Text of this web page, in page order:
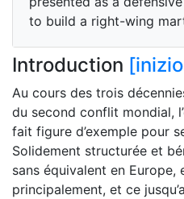
to build a right-wing
Introduction
Au cours des trois
du second conflit mondial,
fait figure d’exemple pour
Solidement structurée et
sans équivalent en Europe,
principalement, et ce